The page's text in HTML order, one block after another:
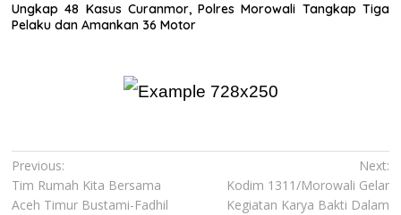
Ungkap 48 Kasus Curanmor, Polres Morowali Tangkap Tiga
Pelaku dan Amankan 36 Motor
Navigasi
pos
Previous:
Tim Rumah Kita Bersama
Aceh Timur Bustami-Fadhil
Next:
Kodim 1311/Morowali Gelar
Kegiatan Karya Bakti Dalam